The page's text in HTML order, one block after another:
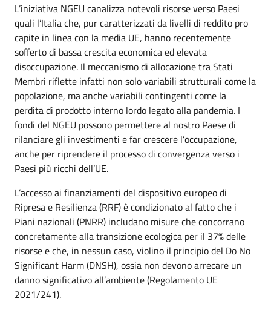
L’iniziativa NGEU canalizza notevoli risorse verso Paesi
quali l’Italia che, pur caratterizzati da livelli di reddito pro
capite in linea con la media UE, hanno recentemente
sofferto di bassa crescita economica ed elevata
disoccupazione. Il meccanismo di allocazione tra Stati
Membri riflette infatti non solo variabili strutturali come la
popolazione, ma anche variabili contingenti come la
perdita di prodotto interno lordo legato alla pandemia. I
fondi del NGEU possono permettere al nostro Paese di
rilanciare gli investimenti e far crescere l’occupazione,
anche per riprendere il processo di convergenza verso i
Paesi più ricchi dell’UE.
L’accesso ai finanziamenti del dispositivo europeo di
Ripresa e Resilienza (RRF) è condizionato al fatto che i
Piani nazionali (PNRR) includano misure che concorrano
concretamente alla transizione ecologica per il 37% delle
risorse e che, in nessun caso, violino il principio del Do No
Significant Harm (DNSH), ossia non devono arrecare un
danno significativo all’ambiente (Regolamento UE
2021/241).